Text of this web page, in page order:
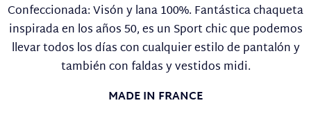
Confeccionada: Visón y lana 100%. Fantástica chaqueta
inspirada en los años 50, es un Sport chic que podemos
llevar todos los días con cualquier estilo de pantalón y
también con faldas y vestidos midi.
MADE IN FRANCE